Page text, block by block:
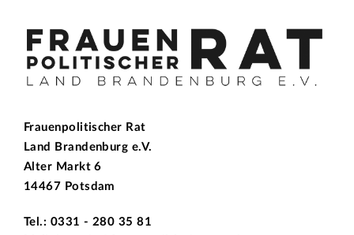
Frauenpolitischer Rat
Land Brandenburg e.V.
Alter Markt 6
14467 Potsdam
Tel.: 0331 - 280 35 81